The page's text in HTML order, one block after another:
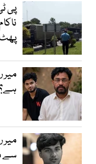
پی
میر
ہے؟
سے